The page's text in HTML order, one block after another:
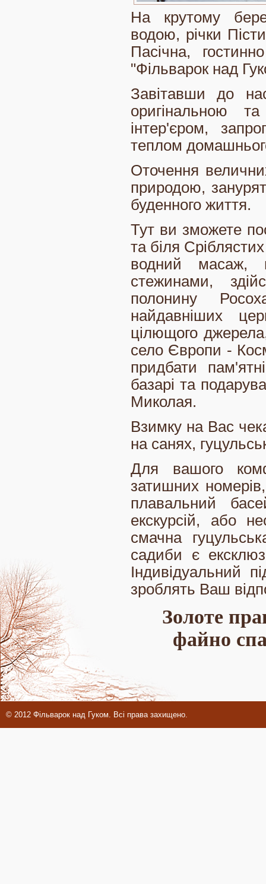
На крутому
водою, річки
Пасічна,
"Фільварок над
Завітавши до
оригінальною
інтер'єром,
теплом
Оточення
природою,
буденного життя.
Тут ви зможете
та біля
водний масаж,
стежинами,
полонину
найдавніших
цілющого
село Європи -
придбати
базарі та
Миколая.
Взимку на Вас
на санях,
Для вашого
затишних
плавальний
екскурсій, або
смачна
садиби є
Індивідуальний
зроблять Ваш
Золоте
файно
© 2012 Фільварок над Гуком. Всі права захищено.